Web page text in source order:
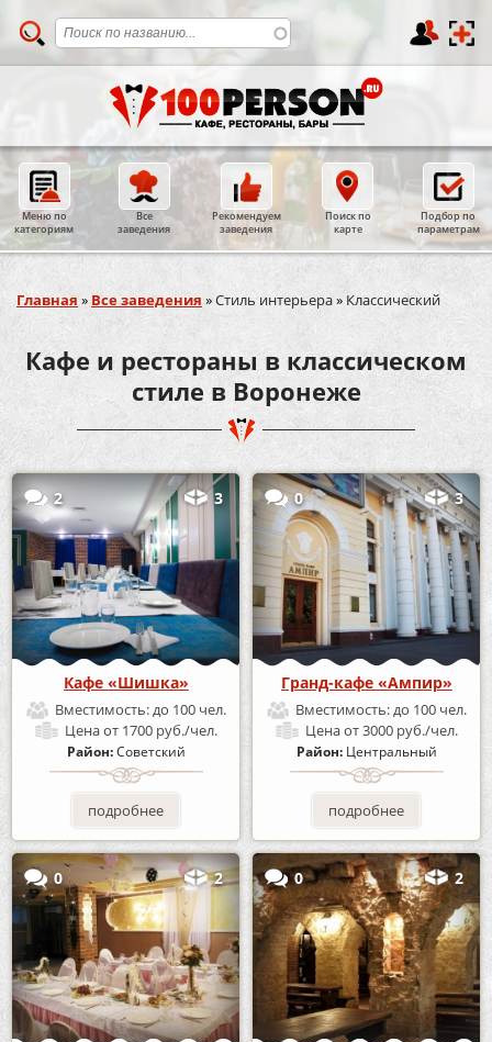
Меню по
категориям
Все
заведения
Рекомендуем
заведения
Поиск по
карте
Подбор по
параметрам
Вы здесь
Главная » Все заведения »Стиль интерьера» Классический
Кафе и рестораны в классическом
стиле в Воронеже
2 3
Кафе «Шишка»
Вместимость:до 100 чел.
Ценаот 1700 руб./чел.
Район:Советский
подробнее
0 3
Гранд-кафе «Ампир»
Вместимость:до 100 чел.
Ценаот 3000 руб./чел.
Район: Центральный
подробнее
0 2 0 2